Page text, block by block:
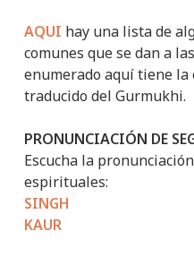
AQUI hay una lista de
comunes que se dan a
enumerado aquí tiene
traducido del Gurmukhi.
PRONUNCIACIÓN DE
Escucha la
espirituales:
SINGH
KAUR